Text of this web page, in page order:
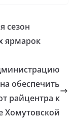
сезон
ярмарок
обеспечить
райцентра к
Хомутовской